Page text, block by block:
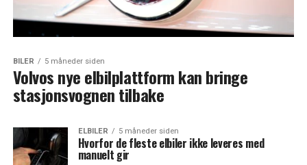
BILER 5 måneder siden
Volvos nye elbilplattform kan bringe
stasjonsvognen tilbake
ELBILER 5 måneder siden
Hvorfor de fleste elbiler ikke leveres med
manuelt gir